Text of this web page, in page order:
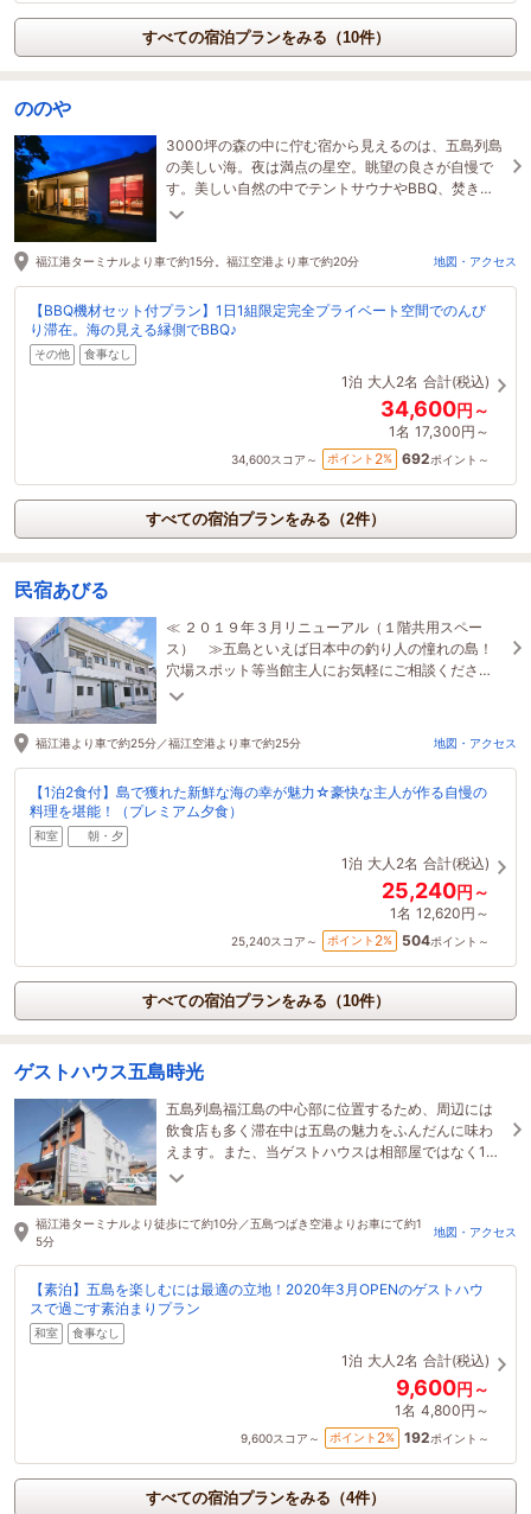
すべての宿泊プランをみる（10件）
ののや
3000坪の森の中に佇む宿から見えるのは、五島列島
の美しい海。夜は満点の星空。眺望の良さが自慢で
す。美しい自然の中でテントサウナやBBQ、焚き火
を楽しみながら、贅沢な島時間を過ごしませんか？
福江港ターミナルより車で約15分。福江空港より車で約20分 地図・アクセス
【BBQ機材セット付プラン】1日1組限定完全プライベート空間でのんび
り滞在。海の見える縁側でBBQ♪
その他 食事なし
1泊 大人2名 合計(税込)
34,600円～
1名 17,300円～
34,600スコア～ ポイント 2% 692ポイント～
すべての宿泊プランをみる（2件）
民宿あびる
≪ ２０１９年３月リニューアル（１階共用スペー
ス） ≫五島といえば日本中の釣り人の憧れの島！
穴場スポット等当館主人にお気軽にご相談くださ
い。キャンプに海水浴、カヌー等一年中楽しめます♪
福江港より車で約25分／福江空港より車で約25分 地図・アクセス
【1泊2食付】島で獲れた新鮮な海の幸が魅力☆豪快な主人が作る自慢の
料理を堪能！（プレミアム夕食）
和室 朝・夕
1泊 大人2名 合計(税込)
25,240円～
1名 12,620円～
25,240スコア～ ポイント 2% 504ポイント～
すべての宿泊プランをみる（10件）
ゲストハウス五島時光
五島列島福江島の中心部に位置するため、周辺には
飲食店も多く滞在中は五島の魅力をふんだんに味わ
えます。また、当ゲストハウスは相部屋ではなく1組
様専用のお部屋ですので安心してご宿泊いただけま
福江港ターミナルより徒歩にて約10分／五島つばき空港よりお車にて約1
5分
地図・アクセス
【素泊】五島を楽しむには最適の立地！2020年3月OPENのゲストハウ
スで過ごす素泊まりプラン
和室 食事なし
1泊 大人2名 合計(税込)
9,600円～
1名 4,800円～
9,600スコア～ ポイント 2% 192ポイント～
すべての宿泊プランをみる（4件）